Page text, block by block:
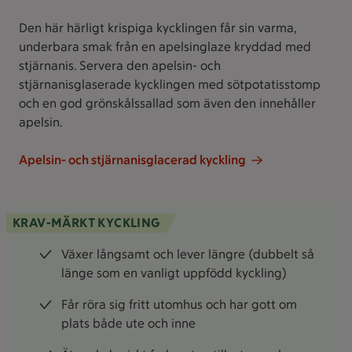
Den här härligt krispiga kycklingen får sin varma,
underbara smak från en apelsinglaze kryddad med
stjärnanis. Servera den apelsin- och
stjärnanisglaserade kycklingen med sötpotatisstomp
och en god grönskålssallad som även den innehåller
apelsin.
Apelsin- och stjärnanisglacerad kyckling
KRAV-MÄRKT KYCKLING
Växer långsamt och lever längre (dubbelt så
länge som en vanligt uppfödd kyckling)
Får röra sig fritt utomhus och har gott om
plats både ute och inne